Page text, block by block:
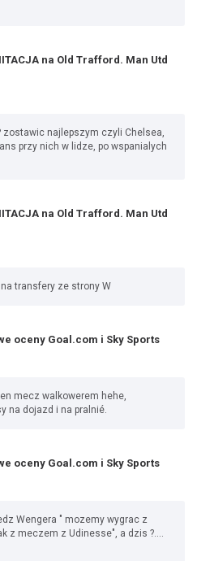
na Old Trafford. Man Utd
zostawic najlepszym czyli Chelsea,
przy nich w lidze, po wspanialych
na Old Trafford. Man Utd
transfery ze strony W
oceny Goal.com i Sky Sports
mecz walkowerem hehe,
na dojazd i na pralnié.
oceny Goal.com i Sky Sports
Wengera " mozemy wygrac z
z meczem z Udinesse", a dzis ?....